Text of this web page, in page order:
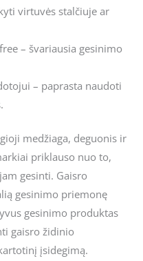
virtuvės stalčiuje ar
– švariausia gesinimo
– paprasta naudoti
medžiaga, deguonis ir
priklauso nuo to,
gesinti. Gaisro
gesinimo priemonę
gesinimo produktas
gaisro židinio
įsidegimą.